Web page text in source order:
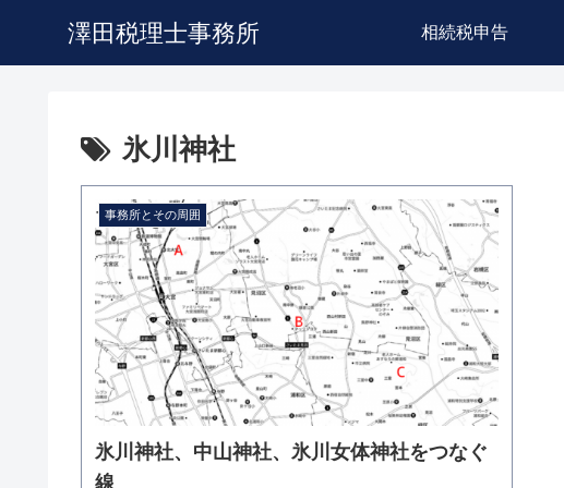
澤田税理士事務所 相続税申告
氷川神社
事務所とその周囲
氷川神社、中山神社、氷川女体神社をつなぐ
線